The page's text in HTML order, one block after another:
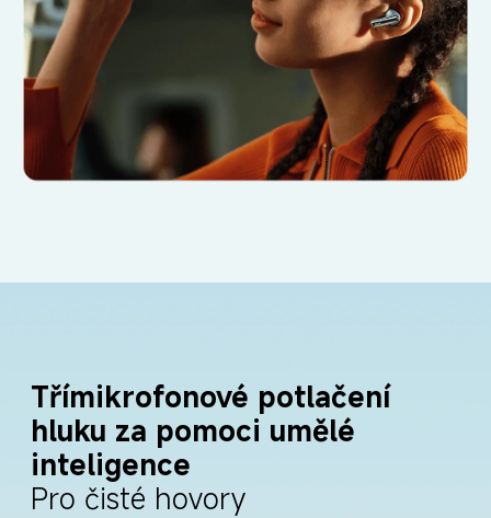
Třímikrofonové potlačení
hluku za pomoci umělé
inteligence
Pro čisté hovory